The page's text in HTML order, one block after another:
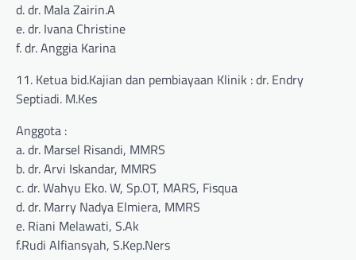
d. dr. Mala Zairin.A
e. dr. Ivana Christine
f. dr. Anggia Karina
11. Ketua bid.Kajian dan pembiayaan Klinik : dr. Endry
Septiadi. M.Kes
Anggota :
a. dr. Marsel Risandi, MMRS
b. dr. Arvi Iskandar, MMRS
c. dr. Wahyu Eko. W, Sp.OT, MARS, Fisqua
d. dr. Marry Nadya Elmiera, MMRS
e. Riani Melawati, S.Ak
f.Rudi Alfiansyah, S.Kep.Ners